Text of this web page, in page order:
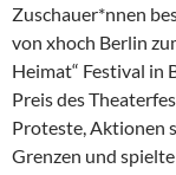
Zuschauer*nnen
von xhoch Berlin
Heimat“ Festival in
Preis des
Proteste, Aktionen
Grenzen und